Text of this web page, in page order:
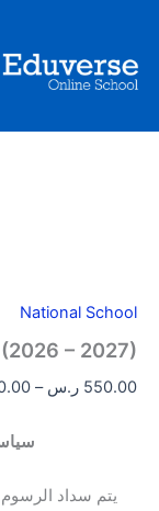
المحتوى
National School
– 2027)
550.00 ر.س –
يتم سداد الرسوم
(2026